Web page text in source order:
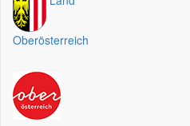
Oberösterreich